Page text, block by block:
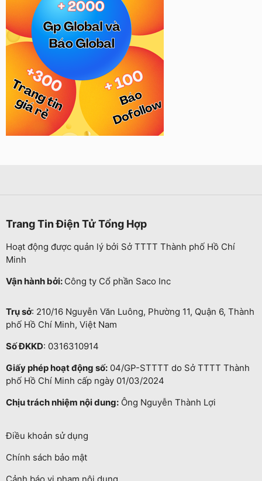
Trang Tin Điện Tử Tổng Hợp
Hoạt động được quản lý bởi Sở TTTT Thành phố Hồ Chí
Minh
Vận hành bởi: Công ty Cổ phần Saco Inc
Trụ sở: 210/16 Nguyễn Văn Luông, Phường 11, Quận 6, Thành
phố Hồ Chí Minh, Việt Nam
Số ĐKKD: 0316310914
Giấy phép hoạt động số: 04/GP-STTTT do Sở TTTT Thành
phố Hồ Chí Minh cấp ngày 01/03/2024
Chịu trách nhiệm nội dung: Ông Nguyễn Thành Lợi
Điều khoản sử dụng
Chính sách bảo mật